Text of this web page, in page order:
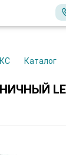
Каталог